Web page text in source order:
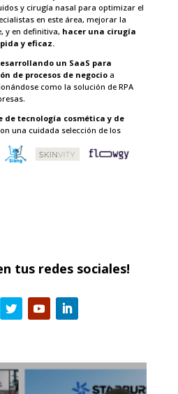
y cirugía nasal para optimizar el
en este área, mejorar la
y en definitiva, hacer una cirugía
y eficaz.
un SaaS para
de procesos de negocio a
como la solución de RPA
de tecnología cosmética y de
una cuidada selección de los
y con una propuesta de valor muy
tus redes sociales!